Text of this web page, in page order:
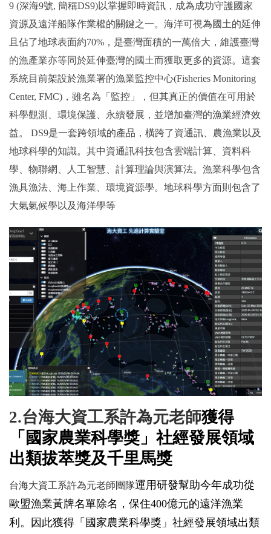
9 (深海9號, 簡稱DS9)以掌握即時資訊，成為成功守護國家
資源及遠洋船隊作業權的關鍵之一。海洋可視為國土的延伸
且佔了地球表面約70%，是臺灣面積的一萬倍大，維護臺灣
的漁產業亦等同於延伸臺灣的國土而獲取更多的資源。這套
系統目前架設於漁業署的漁業監控中心(Fisheries Monitoring
Center, FMC)，雖名為「監控」，但其真正的價值在可用於
科學觀測、環境保護、永續發展，並增加臺灣的漁業經濟效
益。 DS9是一套跨領域的產品，橫跨了資通訊、農漁業以及
地球科學的知識。其中資通訊科技包含雲端計算、資料科
學、物聯網、人工智慧、計算理論與演算法。漁業科學包含
漁具漁法、海上作業、環境資源學。地球科學方面則包含了
大氣氣候學以及海洋學等
2.台海大資工系許為元老師獲得
「國家農業科學獎」社經發展領域
出類拔萃獎及千里馬獎
台海大資工系許為元老師團隊運用研發幫助今年成功從
歐盟漁業黃牌名單除名，保住400億元的遠洋漁業
利。因此獲得「國家農業科學獎」社經發展領域出類